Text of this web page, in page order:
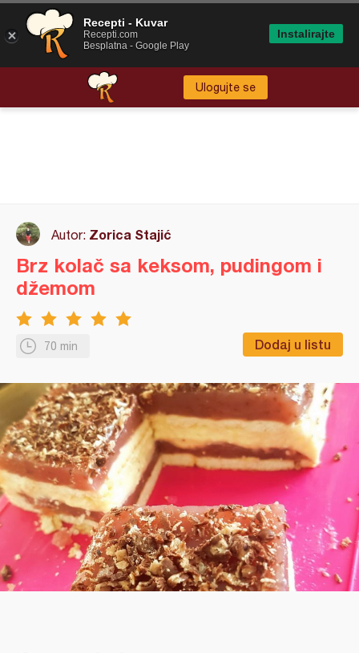
Ulogujte se
Autor: Zorica Stajić
70 min Dodaj u listu
Brz kolač sa keksom, pudingom i
džemom
Recepti - Kuvar
Recepti.com
Besplatna - Google Play
Instalirajte